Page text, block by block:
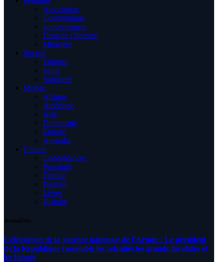
Association
Communiqué
gouvernement
Droit de l’homme
Ministère
Société
Enfance
Santé
Solidarité
Monde
Afrique
Amérique
Asie
Diplomatie
Europe
Australia
Culture
Condoléances
Proximité
Famille
Podcast
Livres
Histoire
Actualités
Célébration de la journée nationale de l’Armée : Le président
de la République rassemble les retraités,les grands invalides et
les blessés